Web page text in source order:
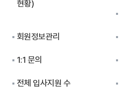
현황)
회원정보관리
1:1 문의
전체 입사지원 수